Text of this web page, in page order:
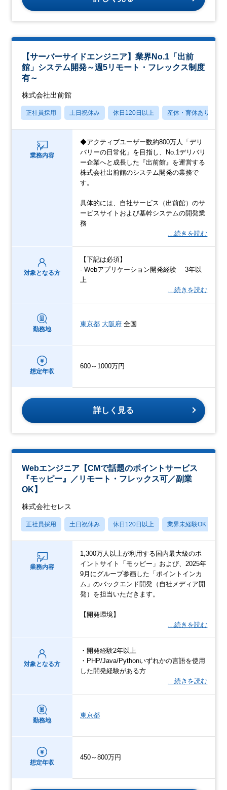
【サーバーサイドエンジニア】業界No.1「出前
館」システム開発～週5リモート・フレックス制度
有～
株式会社出前館
正社員採用 土日祝休み 休日120日以上 産休・育休あり
業務内容
◆アクティブユーザー数約800万人「デリ
バリーの日常化」を目指し、No.1デリバリ
ー企業へと成長した『出前館』を運営する
株式会社出前館のシステム開発の業務で
す。
具体的には、自社サービス（出前館）のサ
ービスサイトおよび基幹システムの開発業
務
…続きを読む
対象となる方
【下記は必須】
- Webアプリケーション開発経験 3年以
上
…続きを読む
勤務地
東京都 大阪府 全国
想定年収
600～1000万円
詳しく見る
Webエンジニア【CMで話題のポイントサービス
『モッピー』／リモート・フレックス可／副業
OK】
株式会社セレス
正社員採用 土日祝休み 休日120日以上 業界未経験OK
業務内容
1,300万人以上が利用する国内最大級のポ
イントサイト「モッピー」および、2025年
9月にグループ参画した「ポイントインカ
ム」のバックエンド開発（自社メディア開
発）を担当いただきます。
【開発環境】
…続きを読む
対象となる方
・開発経験2年以上
・PHP/Java/Pythonいずれかの言語を使用
した開発経験がある方
…続きを読む
勤務地
東京都
想定年収
450～800万円